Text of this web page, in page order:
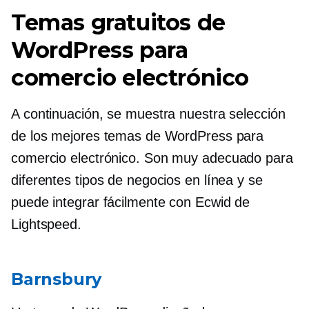
Temas gratuitos de
WordPress para
comercio electrónico
A continuación, se muestra nuestra selección
de los mejores temas de WordPress para
comercio electrónico. Son muy adecuado para
diferentes tipos de negocios en línea y se
puede integrar fácilmente con Ecwid de
Lightspeed.
Barnsbury